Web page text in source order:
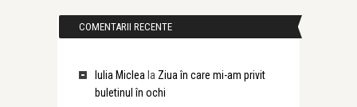
COMENTARII RECENTE
Iulia Miclea la Ziua în care mi-am privit
buletinul în ochi